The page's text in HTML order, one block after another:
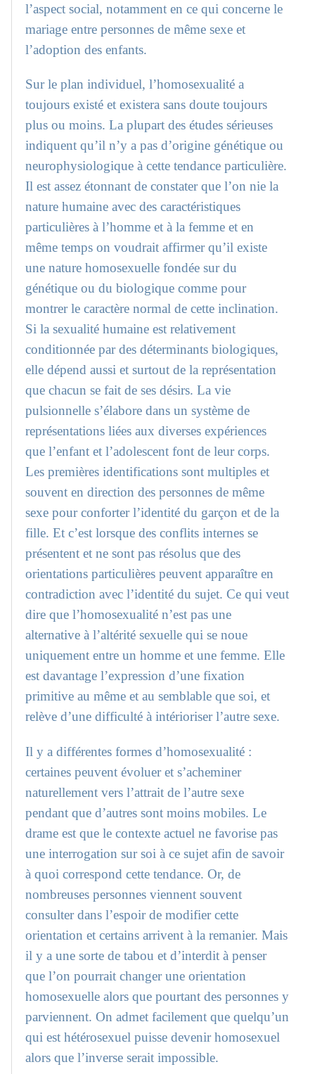
l’aspect social, notamment en ce qui concerne le
mariage entre personnes de même sexe et
l’adoption des enfants.
Sur le plan individuel, l’homosexualité a
toujours existé et existera sans doute toujours
plus ou moins. La plupart des études sérieuses
indiquent qu’il n’y a pas d’origine génétique ou
neurophysiologique à cette tendance particulière.
Il est assez étonnant de constater que l’on nie la
nature humaine avec des caractéristiques
particulières à l’homme et à la femme et en
même temps on voudrait affirmer qu’il existe
une nature homosexuelle fondée sur du
génétique ou du biologique comme pour
montrer le caractère normal de cette inclination.
Si la sexualité humaine est relativement
conditionnée par des déterminants biologiques,
elle dépend aussi et surtout de la représentation
que chacun se fait de ses désirs. La vie
pulsionnelle s’élabore dans un système de
représentations liées aux diverses expériences
que l’enfant et l’adolescent font de leur corps.
Les premières identifications sont multiples et
souvent en direction des personnes de même
sexe pour conforter l’identité du garçon et de la
fille. Et c’est lorsque des conflits internes se
présentent et ne sont pas résolus que des
orientations particulières peuvent apparaître en
contradiction avec l’identité du sujet. Ce qui veut
dire que l’homosexualité n’est pas une
alternative à l’altérité sexuelle qui se noue
uniquement entre un homme et une femme. Elle
est davantage l’expression d’une fixation
primitive au même et au semblable que soi, et
relève d’une difficulté à intérioriser l’autre sexe.
Il y a différentes formes d’homosexualité :
certaines peuvent évoluer et s’acheminer
naturellement vers l’attrait de l’autre sexe
pendant que d’autres sont moins mobiles. Le
drame est que le contexte actuel ne favorise pas
une interrogation sur soi à ce sujet afin de savoir
à quoi correspond cette tendance. Or, de
nombreuses personnes viennent souvent
consulter dans l’espoir de modifier cette
orientation et certains arrivent à la remanier. Mais
il y a une sorte de tabou et d’interdit à penser
que l’on pourrait changer une orientation
homosexuelle alors que pourtant des personnes y
parviennent. On admet facilement que quelqu’un
qui est hétérosexuel puisse devenir homosexuel
alors que l’inverse serait impossible.